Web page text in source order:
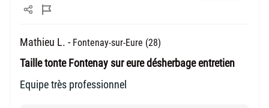
Mathieu L. - Fontenay-sur-Eure (28)
Taille tonte Fontenay sur eure désherbage entretien
Equipe très professionnel